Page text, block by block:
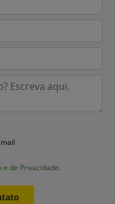
e de Privacidade.